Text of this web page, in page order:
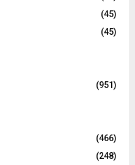
(45)
(45)
(951)
(466)
(248)